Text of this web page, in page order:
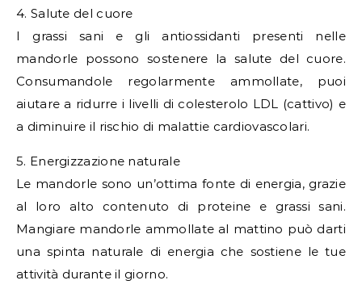
4. Salute del cuore
I grassi sani e gli antiossidanti presenti nelle
mandorle possono sostenere la salute del cuore.
Consumandole regolarmente ammollate, puoi
aiutare a ridurre i livelli di colesterolo LDL (cattivo) e
a diminuire il rischio di malattie cardiovascolari.
5. Energizzazione naturale
Le mandorle sono un’ottima fonte di energia, grazie
al loro alto contenuto di proteine e grassi sani.
Mangiare mandorle ammollate al mattino può darti
una spinta naturale di energia che sostiene le tue
attività durante il giorno.